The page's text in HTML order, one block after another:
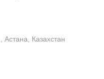
Казахстан